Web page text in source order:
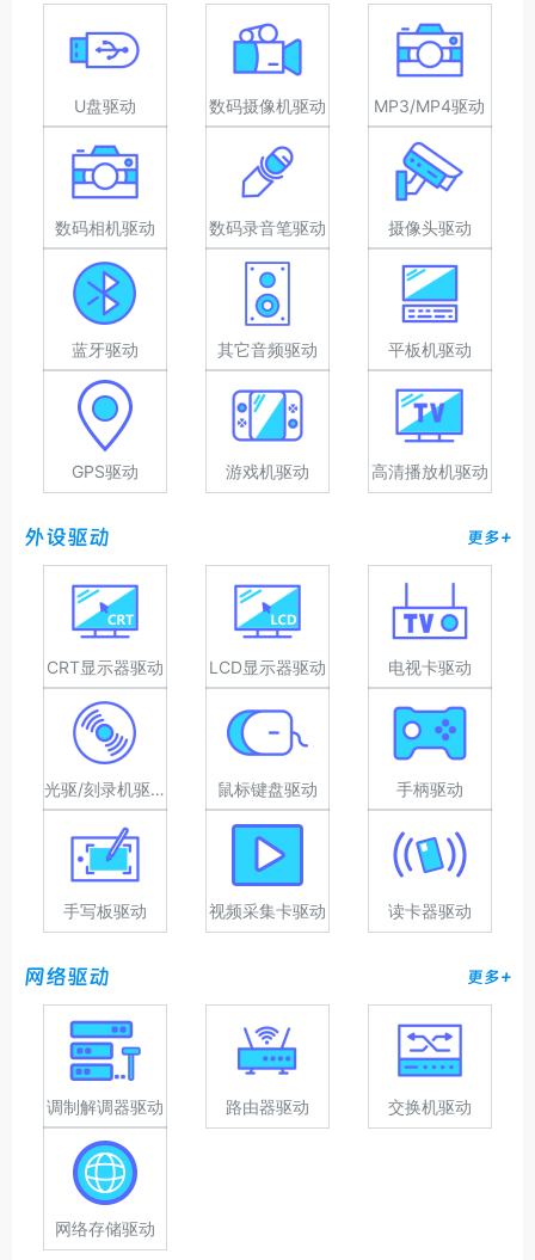
U盘驱动 数码摄像机驱动 MP3/MP4驱动
数码相机驱动 数码录音笔驱动 摄像头驱动
蓝牙驱动 其它音频驱动 平板机驱动
GPS驱动 游戏机驱动 高清播放机驱动
外设驱动 更多+
CRT显示器驱动 LCD显示器驱动 电视卡驱动
光驱/刻录机驱动 鼠标键盘驱动 手柄驱动
手写板驱动 视频采集卡驱动 读卡器驱动
网络驱动 更多+
调制解调器驱动 路由器驱动 交换机驱动
网络存储驱动